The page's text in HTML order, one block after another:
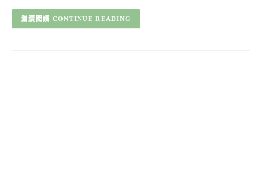
CONTINUE READING